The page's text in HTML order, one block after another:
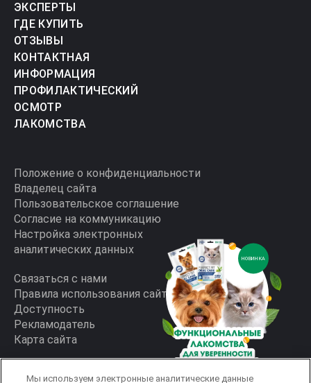
НОВИНКА
скрыть
ЭКСПЕРТЫ
ГДЕ КУПИТЬ
ОТЗЫВЫ
КОНТАКТНАЯ
ИНФОРМАЦИЯ
ПРОФИЛАКТИЧЕСКИЙ
ОСМОТР
ЛАКОМСТВА
Положение о конфиденциальности
Владелец сайта
Пользовательское соглашение
Согласие на коммуникацию
Настройка электронных
аналитических данных
Связаться с нами
Правила использования сайта
Доступность
Рекламодатель
Карта сайта
Мы используем электронные аналитические данные